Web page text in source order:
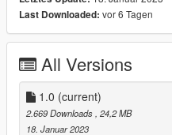
Last Downloaded: vor 6 Tagen
All Versions
1.0 (current)
2.669 Downloads , 24,2 MB
18. Januar 2023